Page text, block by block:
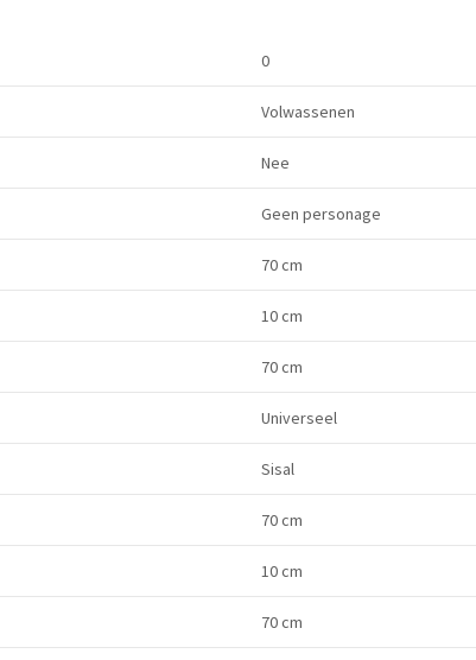
0
Volwassenen
Nee
Geen personage
70 cm
10 cm
70 cm
Universeel
Sisal
70 cm
10 cm
70 cm